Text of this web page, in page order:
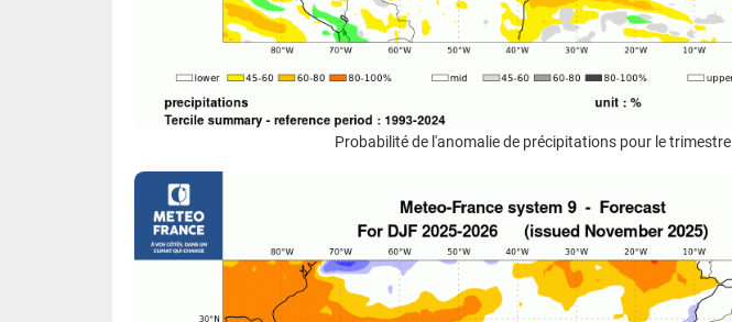
Probabilité de l'anomalie de précipitations pour le trimestre